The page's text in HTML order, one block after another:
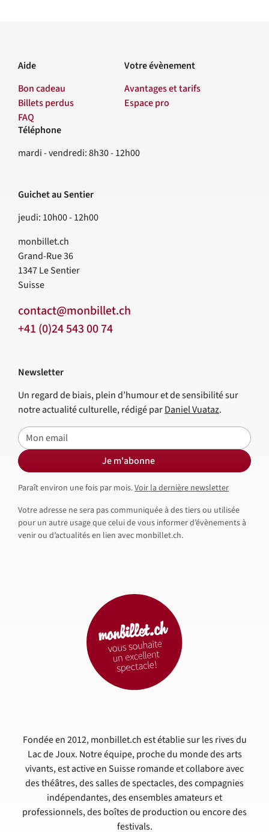
Aide
Bon cadeau
Billets perdus
FAQ
Votre évènement
Avantages et tarifs
Espace pro
Contact
Téléphone
mardi - vendredi: 8h30 - 12h00
Guichet au Sentier
jeudi: 10h00 - 12h00
monbillet.ch
Grand-Rue 36
1347Le Sentier
Suisse
contact@monbillet.ch
+41 (0)24 543 00 74
Fondée en 2012, monbillet.ch est établie sur les rives du
Lac de Joux. Notre équipe, proche du monde des arts
vivants, est active en Suisse romande et collabore avec
des théâtres, des salles de spectacles, des compagnies
indépendantes, des ensembles amateurs et
professionnels, des boîtes de production ou encore des
festivals.
Newsletter
Un regard de biais, plein d’humour et de sensibilité sur
notre actualité culturelle, rédigé parDaniel Vuataz.
E-mail
Je m'abonne
Paraît environ une fois par mois.Voir la dernière newsletter
Votre adresse ne sera pas communiquée à des tiers ou utilisée
pour un autre usage que celui de vous informer d’évènements à
venir ou d’actualités en lien avec monbillet.ch.